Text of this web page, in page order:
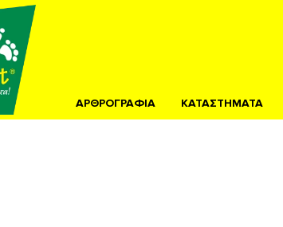
ΑΡΘΡΟΓΡΑΦΙΑ ΚΑΤΑΣΤΗΜΑΤΑ